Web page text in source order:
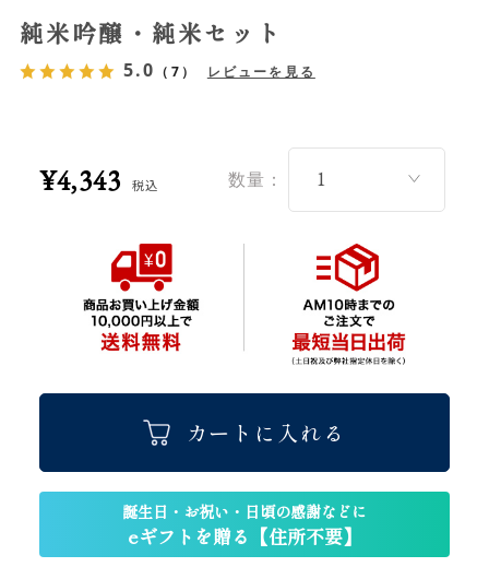
純米吟醸・純米セット
5.0 （7） レビューを見る
¥4,343 税込 数量：
カートに入れる